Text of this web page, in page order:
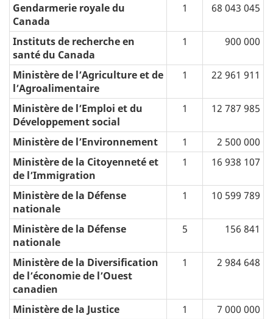
Gendarmerie royale du
Canada
1 68 043 045
Instituts de recherche en
santé du Canada
1 900 000
Ministère de l’Agriculture et de
l’Agroalimentaire
1 22 961 911
Ministère de l’Emploi et du
Développement social
1 12 787 985
Ministère de l’Environnement 1
2 500 000
Ministère de la Citoyenneté et
de l’Immigration
1 16 938 107
Ministère de la Défense
nationale
1 10 599 789
Ministère de la Défense
nationale
5 156 841
Ministère de la Diversification
de l’économie de l’Ouest
canadien
1 2 984 648
Ministère de la Justice 1
7 000 000